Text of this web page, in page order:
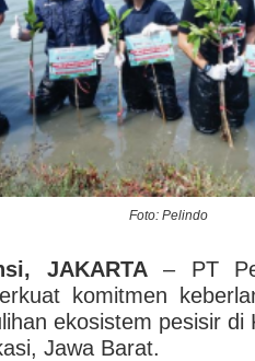
Foto: Pelindo
JAKARTA– PT
komitmen
ekosistem pesisir
Jawa Barat.